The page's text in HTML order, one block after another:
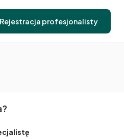
Rejestracja profesjonalisty